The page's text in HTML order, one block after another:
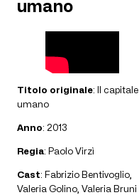
umano
Titolo originale: Il capitale
umano
Anno: 2013
Regia: Paolo Virzì
Cast: Fabrizio Bentivoglio,
Valeria Golino, Valeria Bruni